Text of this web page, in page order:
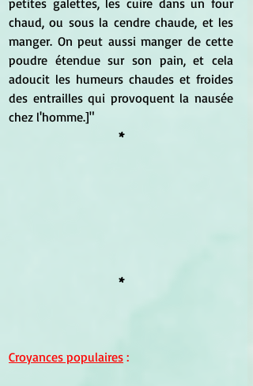
petites galettes, les cuire dans un four
chaud, ou sous la cendre chaude, et les
manger. On peut aussi manger de cette
poudre étendue sur son pain, et cela
adoucit les humeurs chaudes et froides
des entrailles qui provoquent la nausée
chez l'homme.]"
*
*
Croyances populaires :